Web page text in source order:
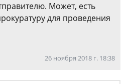
Может, есть
для проведения
26 ноября 2018 г. 18:38